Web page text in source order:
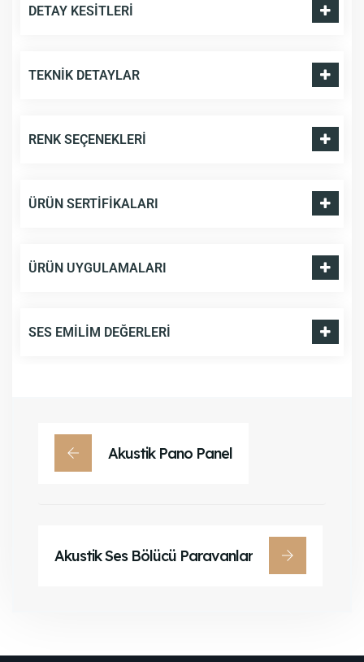
DETAY KESITLERI
TEKNIK DETAYLAR
RENK SEÇENEKLERI
ÜRÜN SERTIFIKALARI
ÜRÜN UYGULAMALARI
SES EMILIM DEĞERLERI
Akustik Pano Panel
Akustik Ses Bölücü Paravanlar